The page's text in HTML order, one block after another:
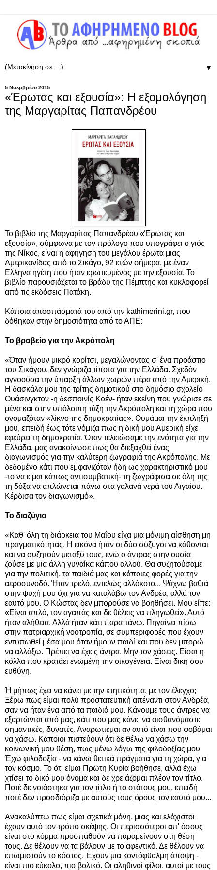
▼
5 Νοεμβρίου 2015
«Έρωτας και εξουσία»: Η εξομολόγηση
της Μαργαρίτας Παπανδρέου
Το βιβλίο της Μαργαρίτας Παπανδρέου «Έρωτας και
εξουσία», σύμφωνα με τον πρόλογο που υπογράφει ο γιός
της Νίκος, είναι η αφήγηση του μεγάλου έρωτα μιας
Αμερικανίδας από το Σικάγο, 92 ετών σήμερα, με έναν
Ελληνα ηγέτη που ήταν ερωτευμένος με την εξουσία. Το
βιβλίο παρουσιάζεται το βράδυ της Πέμπτης και κυκλοφορεί
από τις εκδόσεις Πατάκη.
Κάποια αποσπάσματά του από την kathimerini.gr, που
δόθηκαν στην δημοσιότητα από το ΑΠΕ:
Το βραβείο για την Ακρόπολη
«Όταν ήμουν μικρό κορίτσι, μεγαλώνοντας σ' ένα προάστιο
του Σικάγου, δεν γνώριζα τίποτα για την Ελλάδα. Σχεδόν
αγνοούσα την ύπαρξη άλλων χωρών πέρα από την Αμερική.
Η δασκάλα μου της τρίτης δημοτικού στο δημόσιο σχολείο
Ουάσινγκτον -η δεσποινίς Κοέν- ήταν εκείνη που γνώρισε σε
μένα και στην υπόλοιπη τάξη την Ακρόπολη και τη χώρα που
ονομαζόταν «λίκνο της δημοκρατίας». Θυμάμαι την έκπληξή
μου, επειδή έως τότε νόμιζα πως η δική μου Αμερική είχε
εφεύρει τη δημοκρατία. Όταν τελειώσαμε την ενότητα για την
Ελλάδα, μας ανακοίνωσε πως θα διεξαχθεί ένας
διαγωνισμός για την καλύτερη ζωγραφιά της Ακρόπολης. Με
δεδομένο κάτι που εμφανιζόταν ήδη ως χαρακτηριστικό μου
-το να είμαι κάπως αντισυμβατική- τη ζωγράφισα σε όλη της
τη δόξα να απλώνεται πάνω στα γαλανά νερά του Αιγαίου.
Κέρδισα τον διαγωνισμό».
Το διαζύγιο
«Καθ' όλη τη διάρκεια του Μαΐου είχα μια μόνιμη αίσθηση μη
πραγματικότητας. Η εικόνα ήταν οι δύο σύζυγοι να κάθονται
και να συζητούν μεταξύ τους, ενώ ο άντρας στην ουσία
ζούσε με μια άλλη γυναίκα κάπου αλλού. Θα συζητούσαμε
για την πολιτική, τα παιδιά μας και κάποιες φορές για την
αεροσυνοδό. Ήταν τρελό, εντελώς αλλόκοτο... Ψάχνω βαθιά
στην ψυχή μου όχι για να καταλάβω τον Ανδρέα, αλλά τον
εαυτό μου. Ο Κώστας δεν μπορούσε να βοηθήσει. Μου είπε:
«Είναι απλό, τον αγαπάς και δε θέλεις να πληγωθεί». Αυτό
ήταν αλήθεια. Αλλά ήταν κάτι παραπάνω. Πηγαίνει πίσω
στην πατριαρχική νοοτροπία, σε συμπεριφορές που έχουν
εντυπωθεί μέσα μου όταν ήμουν παιδί και που δεν μπορώ
να αλλάξω. Πρέπει να έχεις άντρα. Μην τον χάσεις. Είσαι η
κόλλα που κρατάει ενωμένη την οικογένεια. Είναι δική σου
ευθύνη.
Ή μήπως έχει να κάνει με την κτητικότητα, με τον έλεγχο;
Ξέρω πως είμαι πολύ προστατευτική απέναντι στον Ανδρέα,
σαν να ήταν ένα από τα παιδιά μου. Κάνουμε τους άντρες να
εξαρτώνται από μας, κάτι που μας κάνει να αισθανόμαστε
σημαντικές, δυνατές. Αναρωτιέμαι αν αυτό είναι που φοβάμαι
να χάσω. Κάποιοι πιστεύουν ότι δε θέλω να χάσω την
κοινωνική μου θέση, πως μένω λόγω της φιλοδοξίας μου.
Έχω φιλοδοξία - να κάνω θετικά πράγματα για τη χώρα, για
τον κόσμο. Το ότι είμαι Πρώτη Κυρία βοήθησε, αλλά έχω
χτίσει το δικό μου όνομα και δε χρειάζομαι πλέον τον τίτλο.
Ποτέ δε νοιάστηκα για τον τίτλο ή το στάτους μου, επειδή
ποτέ δεν προσδιόριζα με αυτούς τους όρους τον εαυτό μου...
Ανακαλύπτω πως είμαι σχετικά μόνη, μιας και ελάχιστοι
έχουν αυτό τον τρόπο σκέψης. Οι περισσότεροι απ' όσους
είναι στο κόμμα προσπαθούν να παραμείνουν στη θέση
τους. Δε θέλουν να τα βάλουν με το αφεντικό. Δε θέλουν να
επωμιστούν το κόστος. Έχουν μια κοντόφθαλμη άποψη -
είναι πιο εύκολο, πιο βολικό. Οι αληθινοί φίλοι, αυτοί με τους